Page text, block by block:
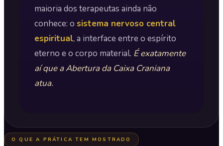
maioria dos terapeutas ainda não
conhece: o sistema nervoso central
espiritual, a interface entre o espírito
eterno e o corpo material. É exatamente
aí que a Abertura da Caixa Craniana
atua.
O QUE A PRÁTICA TEM MOSTRADO